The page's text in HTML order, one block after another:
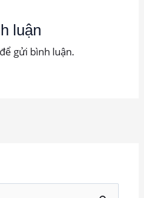
luận
gửi bình luận.